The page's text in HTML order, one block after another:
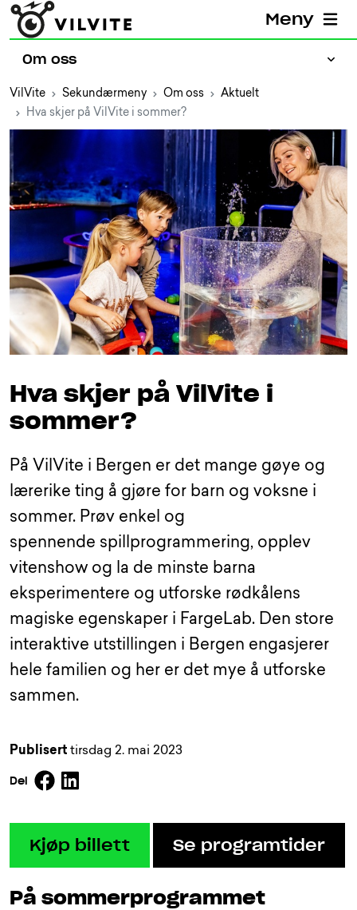
Meny
Om oss
Jobb hos VilVite
Prosjekter
Aktuelt
Ansatte
Bærekraftig VilVite
Partnere
Eiere og styret
Kontakt oss
VilVite Sekundærmeny Om oss
Aktuelt
Hva skjer på VilVite i sommer?
Hva skjer på VilVite i
sommer?
På VilVite i Bergen er det mange gøye og
lærerike ting å gjøre for barn og voksne i
sommer. Prøv enkel og
spennende spillprogrammering, opplev
vitenshow og la de minste barna
eksperimentere og utforske rødkålens
magiske egenskaper i FargeLab. Den store
interaktive utstillingen i Bergen engasjerer
hele familien og her er det mye å utforske
sammen.
Publisert tirsdag 2. mai 2023
Del Facebook
Linkedin
Kjøp billett Se programtider
På sommerprogrammet